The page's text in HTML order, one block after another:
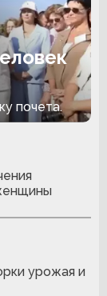
почета.
урожая и